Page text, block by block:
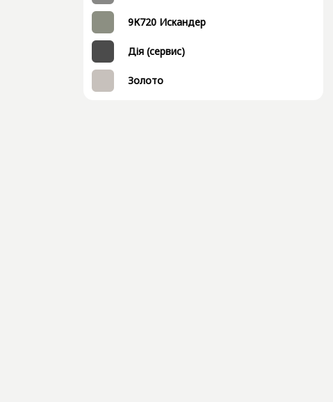
9К720 Искандер
Дія (сервис)
Золото